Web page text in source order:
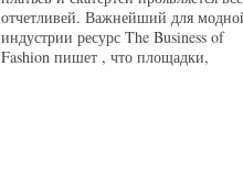
отчетливей. Важнейший для
индустрии ресурс The Business of
Fashion пишет , что площадки,